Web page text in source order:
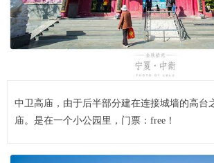
中卫高庙，由于后半部分建在连接城墙的高台
庙。是在一个小公园里，门票：free！